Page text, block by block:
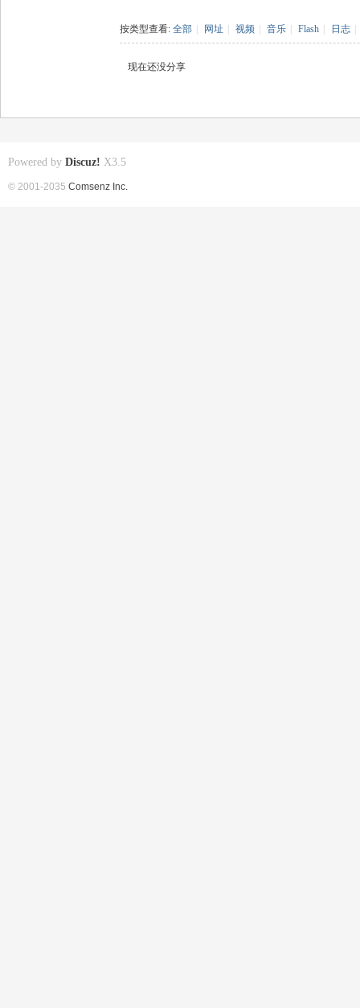
按类型查看: 全部 网址 视频 音乐 Flash 日志
现在还没分享
Powered by Discuz! X3.5
© 2001-2035 Comsenz Inc.